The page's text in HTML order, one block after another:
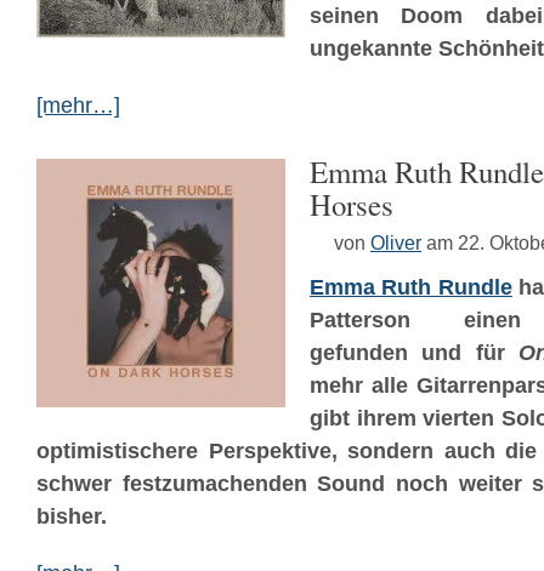
seinen Doom
ungekannte
[mehr…]
Emma Ruth
Horses
von Oliver am 22.
Emma Ruth Rundle
Patterson einen
gefunden und für
mehr alle
gibt ihrem vierten
optimistischere Perspektive, sondern auch
schwer festzumachenden Sound noch weiter
bisher.